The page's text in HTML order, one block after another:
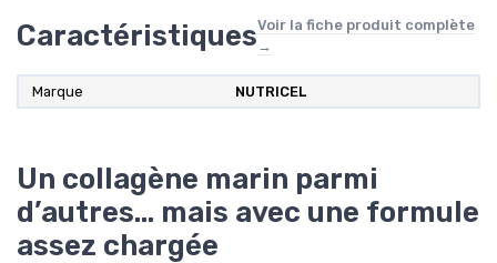
CaractéristiquesVoir la fiche produit complète
→
Marque NUTRICEL
Un collagène marin parmi
d’autres… mais avec une formule
assez chargée